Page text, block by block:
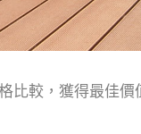
比較，獲得最佳價